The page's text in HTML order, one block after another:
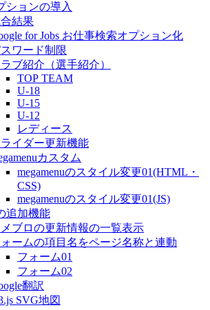
ションの導入
結果
for Jobs お仕事検索オプション化
ワード制限
ブ紹介（選手紹介）
TOP TEAM
U-18
U-15
U-12
レディース
イダー更新機能
カスタム
megamenuのスタイル変更01(HTML・
CSS)
megamenuのスタイル変更01(JS)
追加機能
ブロの更新情報の一覧表示
ームの項目名をページ名称と連動
フォーム01
フォーム02
翻訳
SVG地図